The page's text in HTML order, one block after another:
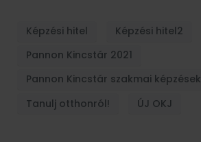
Képzési hitel
Képzési hitel2
Pannon Kincstár 2021
Pannon Kincstár szakmai képzések
Tanulj otthonról!
ÚJ OKJ